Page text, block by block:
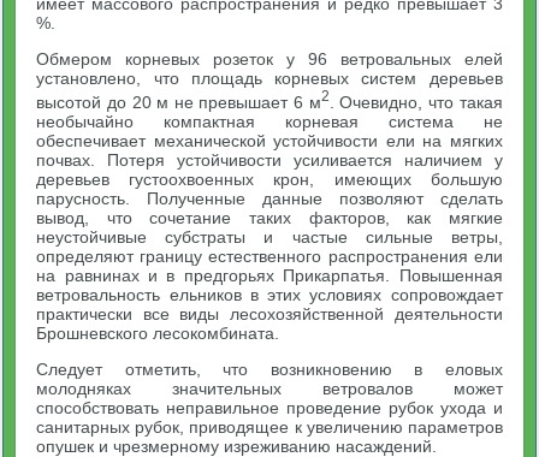
имеет массового распространения и редко превышает 3
%.
Обмером корневых розеток у 96 ветровальных елей
установлено, что площадь корневых систем деревьев
высотой до 20 м не превышает 6 м2
. Очевидно, что такая
необычайно компактная корневая система не
обеспечивает механической устойчивости ели на мягких
почвах. Потеря устойчивости усиливается наличием у
деревьев густоохвоенных крон, имеющих большую
парусность. Полученные данные позволяют сделать
вывод, что сочетание таких факторов, как мягкие
неустойчивые субстраты и частые сильные ветры,
определяют границу естественного распространения ели
на равнинах и в предгорьях Прикарпатья. Повышенная
ветровальность ельников в этих условиях сопровождает
практически все виды лесохозяйственной деятельности
Брошневского лесокомбината.
Следует отметить, что возникновению в еловых
молодняках значительных ветровалов может
способствовать неправильное проведение рубок ухода и
санитарных рубок, приводящее к увеличению параметров
опушек и чрезмерному изреживанию насаждений.